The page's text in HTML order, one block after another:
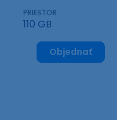
PRIESTOR
110 GB
Objednať